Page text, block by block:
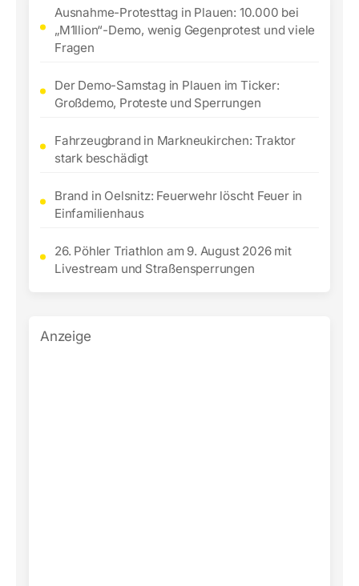
Ausnahme-Protesttag in Plauen: 10.000 bei
„M1llion“-Demo, wenig Gegenprotest und viele
Fragen
Der Demo-Samstag in Plauen im Ticker:
Großdemo, Proteste und Sperrungen
Fahrzeugbrand in Markneukirchen: Traktor
stark beschädigt
Brand in Oelsnitz: Feuerwehr löscht Feuer in
Einfamilienhaus
26. Pöhler Triathlon am 9. August 2026 mit
Livestream und Straßensperrungen
Anzeige